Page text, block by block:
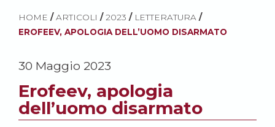
HOME / ARTICOLI / 2023 / LETTERATURA /
EROFEEV, APOLOGIA DELL’UOMO DISARMATO
30 Maggio 2023
Erofeev, apologia
dell’uomo disarmato